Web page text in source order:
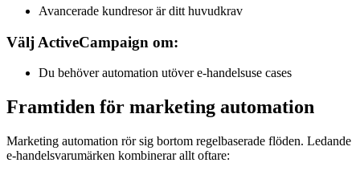
Avancerade kundresor är ditt huvudkrav
Välj ActiveCampaign om:
Du behöver automation utöver e-handelsuse cases
Framtiden för marketing automation
Marketing automation rör sig bortom regelbaserade flöden. Ledande
e-handelsvarumärken kombinerar allt oftare: